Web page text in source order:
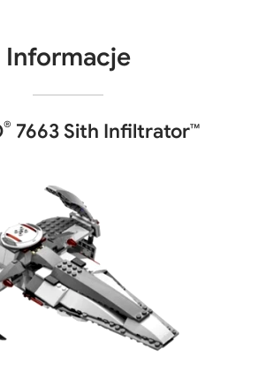
Informacje
® 7663 Sith Infiltrator™